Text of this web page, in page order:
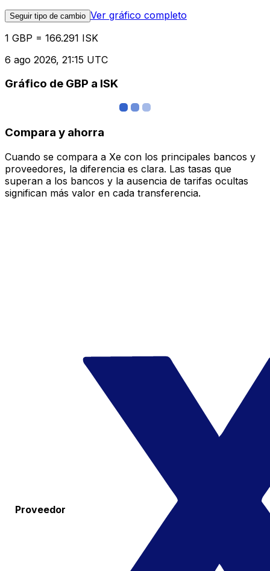
Seguir tipo de cambio Ver gráfico completo
1 GBP = 166.291 ISK
6 ago 2026, 21:15 UTC
Gráfico de GBP a ISK
Compara y ahorra
Cuando se compara a Xe con los principales bancos y
proveedores, la diferencia es clara. Las tasas que
superan a los bancos y la ausencia de tarifas ocultas
significan más valor en cada transferencia.
Proveedor